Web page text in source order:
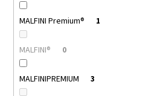
MALFINI Premium® 1
MALFINI® 0
MALFINIPREMIUM 3